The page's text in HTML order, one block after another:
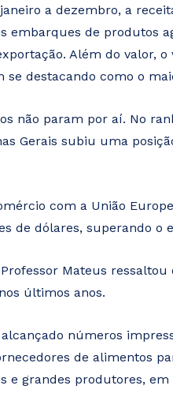
a dezembro, a
embarques de produtos
Além do valor,
se destacando como o
não param por aí. No
Gerais subiu uma
com a União
de dólares, superando o
Mateus
nos últimos anos.
números
de alimentos
e grandes produtores,